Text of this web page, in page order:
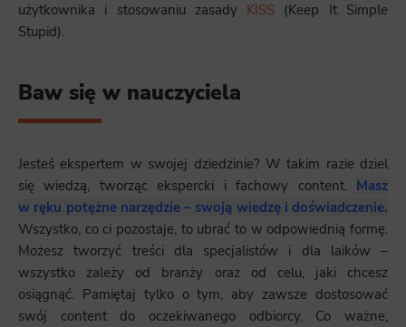
użytkownika i stosowaniu zasady KISS (Keep It Simple
Stupid).
Baw się w nauczyciela
Jesteś ekspertem w swojej dziedzinie? W takim razie dziel
się wiedzą, tworząc ekspercki i fachowy content. Masz
w ręku potężne narzędzie – swoją wiedzę i doświadczenie.
Wszystko, co ci pozostaje, to ubrać to w odpowiednią formę.
Możesz tworzyć treści dla specjalistów i dla laików –
wszystko zależy od branży oraz od celu, jaki chcesz
osiągnąć. Pamiętaj tylko o tym, aby zawsze dostosować
swój content do oczekiwanego odbiorcy. Co ważne,